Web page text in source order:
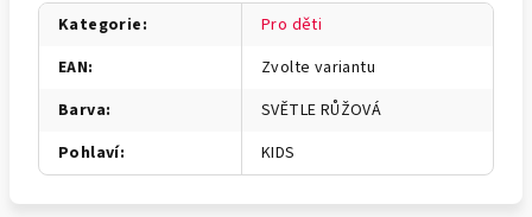
Kategorie:
Pro děti
EAN:
Zvolte variantu
Barva:
SVĚTLE RŮŽOVÁ
Pohlaví: KIDS